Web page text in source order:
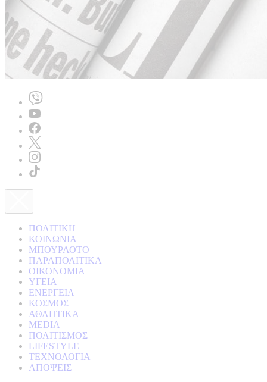
ΠΟΛΙΤΙΚΗ
ΚΟΙΝΩΝΙΑ
ΜΠΟΥΡΛΟΤΟ
ΠΑΡΑΠΟΛΙΤΙΚΑ
ΟΙΚΟΝΟΜΙΑ
ΥΓΕΙΑ
ΕΝΕΡΓΕΙΑ
ΚΟΣΜΟΣ
ΑΘΛΗΤΙΚΑ
MEDIA
ΠΟΛΙΤΙΣΜΟΣ
LIFESTYLE
ΤΕΧΝΟΛΟΓΙΑ
ΑΠΟΨΕΙΣ